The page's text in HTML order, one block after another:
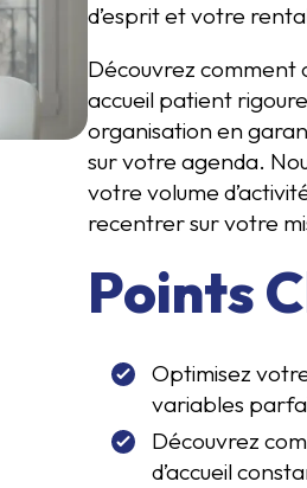
d’esprit et votre
Découvrez comment
accueil patient
organisation en
sur votre agenda.
votre volume
recentrer sur votre
Points
Optimisez
variables
Découvrez
d’accueil